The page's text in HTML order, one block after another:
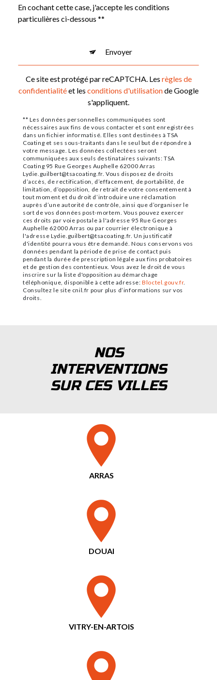
En cochant cette case, j'accepte les conditions
particulières ci-dessous **
Envoyer
Ce site est protégé par reCAPTCHA. Les règles de
confidentialitéet les conditions d'utilisationde Google
s'appliquent.
** Les données personnelles communiquées sont
nécessaires aux fins de vous contacter et sont enregistrées
dans un fichier informatisé. Elles sont destinées à TSA
Coating et ses sous-traitants dans le seul but de répondre à
votre message. Les données collectées seront
communiquées aux seuls destinataires suivants: TSA
Coating 95 Rue Georges Auphelle 62000 Arras
Lydie.guilbert@tsacoating.fr. Vous disposez de droits
d’accès, de rectification, d’effacement, de portabilité, de
limitation, d’opposition, de retrait de votre consentement à
tout moment et du droit d’introduire une réclamation
auprès d’une autorité de contrôle, ainsi que d’organiser le
sort de vos données post-mortem. Vous pouvez exercer
ces droits par voie postale à l'adresse 95 Rue Georges
Auphelle 62000 Arras ou par courrier électronique à
l'adresse Lydie.guilbert@tsacoating.fr. Un justificatif
d'identité pourra vous être demandé. Nous conservons vos
données pendant la période de prise de contact puis
pendant la durée de prescription légale aux fins probatoires
et de gestion des contentieux. Vous avez le droit de vous
inscrire sur la liste d'opposition au démarchage
téléphonique, disponible à cette adresse:Bloctel.gouv.fr.
Consultez le site cnil.fr pour plus d’informations sur vos
droits.
NOS
INTERVENTIONS
SUR CES VILLES
ARRAS
DOUAI
VITRY-EN-ARTOIS